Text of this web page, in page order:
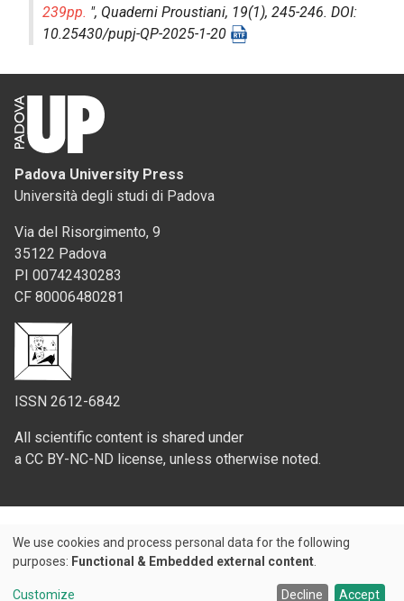
239pp. ", Quaderni Proustiani, 19(1), 245-246. DOI:
10.25430/pupj-QP-2025-1-20
Padova University Press
Università degli studi di Padova
Via del Risorgimento, 9
35122 Padova
PI 00742430283
CF 80006480281
ISSN 2612-6842
All scientific content is shared under
a CC BY-NC-ND license, unless otherwise noted.
© 2026 Padova University Press - Università degli Studi di Padova
Use
of
We use cookies and process personal data for the following
purposes: Functional & Embedded external content
Customize Decline Accept